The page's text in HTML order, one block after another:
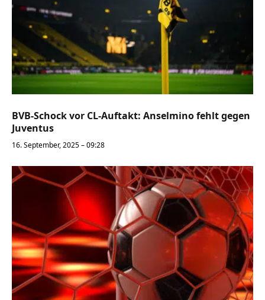
BVB-Schock vor CL-Auftakt: Anselmino fehlt gegen
Juventus
16. September, 2025 – 09:28